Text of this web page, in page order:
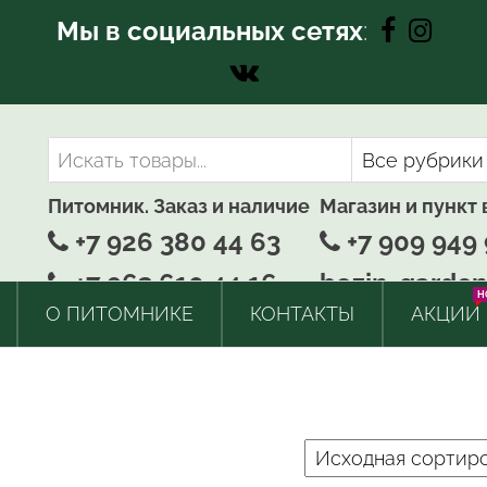
Мы в социальных сетях:
Питомник. Заказ и наличие
+7 926 380 44 63
+7 963 610 44 16
Магазин и пункт
+7 909 949
bozin-
О ПИТОМНИКЕ КОНТАКТЫ АКЦИИ